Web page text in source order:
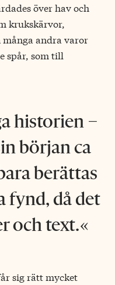
över hav och
krukskärvor,
andra varor
spår, som till
historien −
början ca
berättas
fynd, då det
och text.
sig rätt mycket